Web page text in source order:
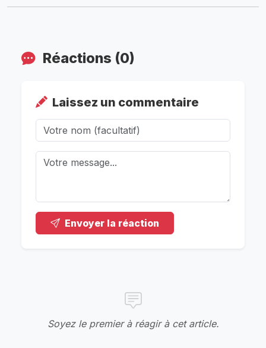
Réactions (0)
Laissez un commentaire
Envoyer la réaction
Soyez le premier à réagir à cet article.